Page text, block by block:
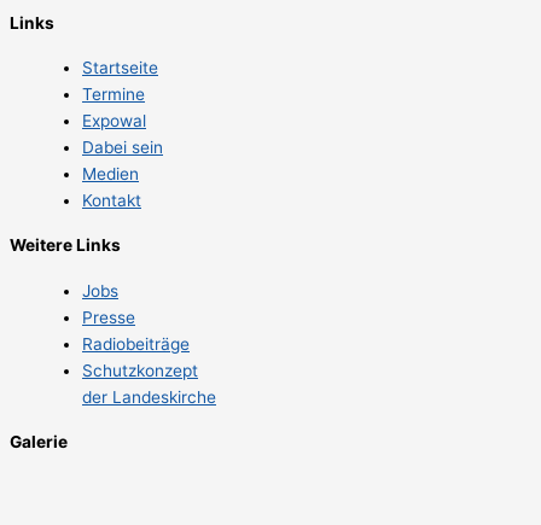
Links
Startseite
Termine
Expowal
Dabei sein
Medien
Kontakt
Weitere Links
Jobs
Presse
Radiobeiträge
Schutzkonzept
der Landeskirche
Galerie